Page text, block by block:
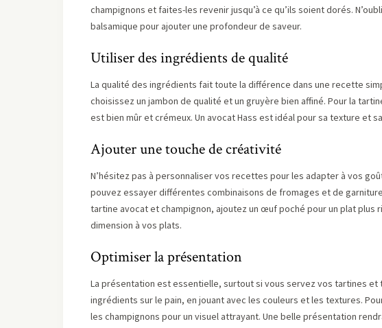
champignons et faites-les revenir jusqu’à ce qu’ils soient dorés.
balsamique pour ajouter une profondeur de saveur.
Utiliser des ingrédients de qualité
La qualité des ingrédients fait toute la différence dans une recette
choisissez un jambon de qualité et un gruyère bien affiné. Pour la
est bien mûr et crémeux. Un avocat Hass est idéal pour sa texture et
Ajouter une touche de créativité
N’hésitez pas à personnaliser vos recettes pour les adapter à vos
pouvez essayer différentes combinaisons de fromages et de
tartine avocat et champignon, ajoutez un œuf poché pour un plat plus
dimension à vos plats.
Optimiser la présentation
La présentation est essentielle, surtout si vous servez vos tartines et
ingrédients sur le pain, en jouant avec les couleurs et les textures.
les champignons pour un visuel attrayant. Une belle présentation